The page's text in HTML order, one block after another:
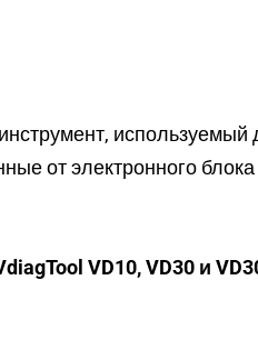
от электронного
VD10, VD30 и